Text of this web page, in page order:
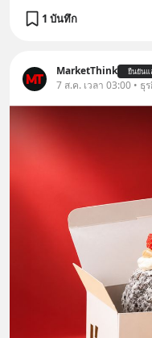
1 บันทึก
MarketThink ยืนยันแ
7 ส.ค. เวลา 03:00 • ธุ